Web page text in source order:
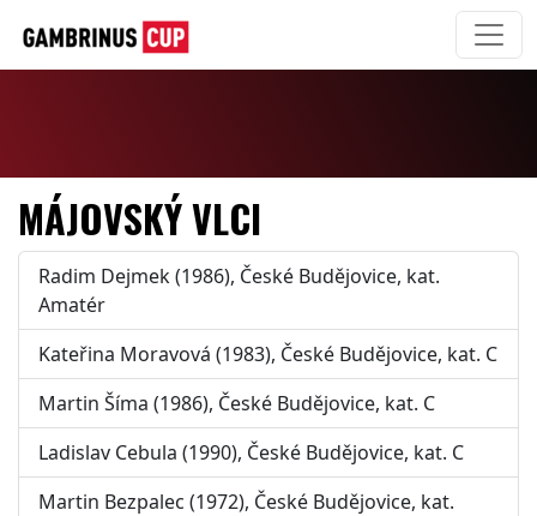
MÁJOVSKÝ VLCI
Radim Dejmek (1986), České Budějovice, kat.
Amatér
Kateřina Moravová (1983), České Budějovice, kat. C
Martin Šíma (1986), České Budějovice, kat. C
Ladislav Cebula (1990), České Budějovice, kat. C
Martin Bezpalec (1972), České Budějovice, kat.